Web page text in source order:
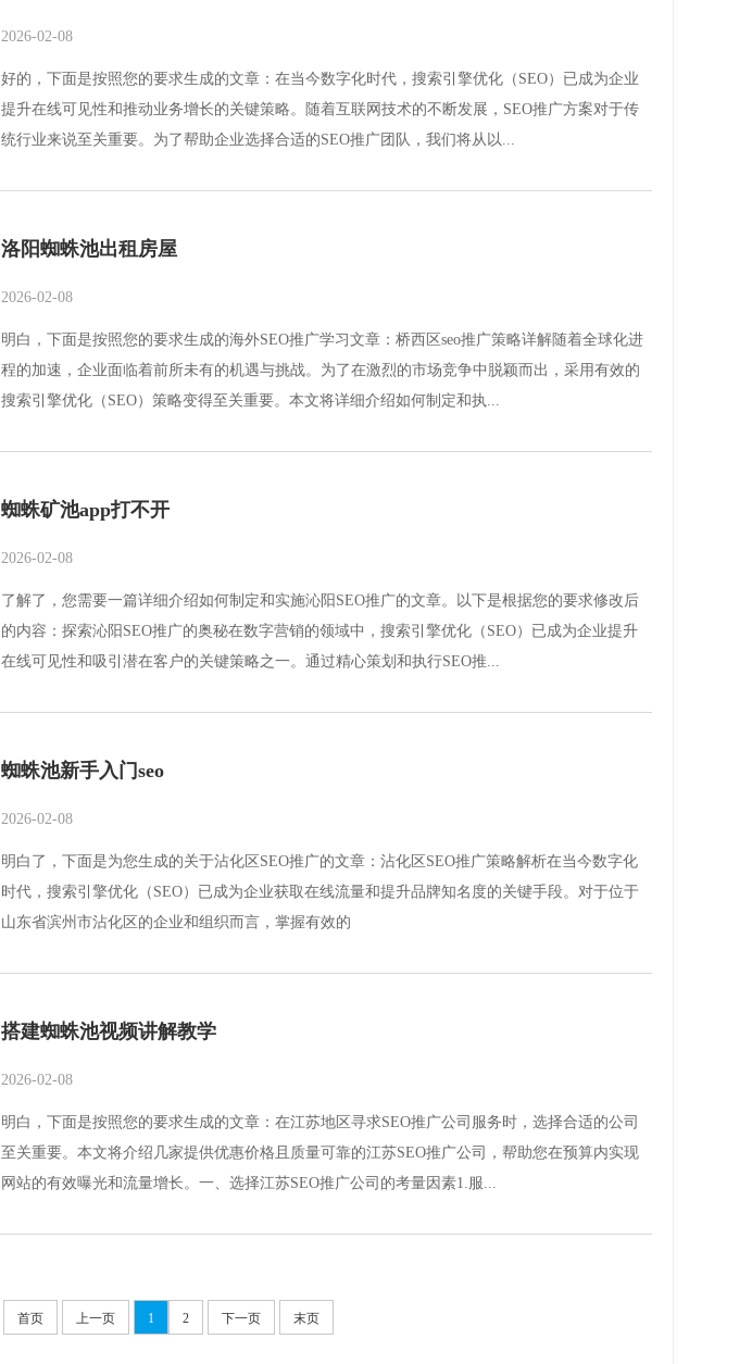
2026-02-08
好的，下面是按照您的要求生成的文章：在当今数字化时代，搜索引擎优化（SEO）已成为企业
提升在线可见性和推动业务增长的关键策略。随着互联网技术的不断发展，SEO推广方案对于传
统行业来说至关重要。为了帮助企业选择合适的SEO推广团队，我们将从以...
洛阳蜘蛛池出租房屋
2026-02-08
明白，下面是按照您的要求生成的海外SEO推广学习文章：桥西区seo推广策略详解随着全球化进
程的加速，企业面临着前所未有的机遇与挑战。为了在激烈的市场竞争中脱颖而出，采用有效的
搜索引擎优化（SEO）策略变得至关重要。本文将详细介绍如何制定和执...
蜘蛛矿池app打不开
2026-02-08
了解了，您需要一篇详细介绍如何制定和实施沁阳SEO推广的文章。以下是根据您的要求修改后
的内容：探索沁阳SEO推广的奥秘在数字营销的领域中，搜索引擎优化（SEO）已成为企业提升
在线可见性和吸引潜在客户的关键策略之一。通过精心策划和执行SEO推...
蜘蛛池新手入门seo
2026-02-08
明白了，下面是为您生成的关于沾化区SEO推广的文章：沾化区SEO推广策略解析在当今数字化
时代，搜索引擎优化（SEO）已成为企业获取在线流量和提升品牌知名度的关键手段。对于位于
山东省滨州市沾化区的企业和组织而言，掌握有效的
搭建蜘蛛池视频讲解教学
2026-02-08
明白，下面是按照您的要求生成的文章：在江苏地区寻求SEO推广公司服务时，选择合适的公司
至关重要。本文将介绍几家提供优惠价格且质量可靠的江苏SEO推广公司，帮助您在预算内实现
网站的有效曝光和流量增长。一、选择江苏SEO推广公司的考量因素1.服...
首页 上一页 1 2 下一页 末页